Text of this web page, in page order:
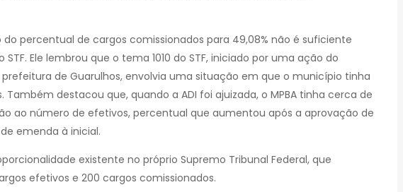
percentual de cargos comissionados para 49,08% não é suficiente
Ele lembrou que o tema 1010 do STF, iniciado por uma ação do
prefeitura de Guarulhos, envolvia uma situação em que o município tinha
Também destacou que, quando a ADI foi ajuizada, o MPBA tinha cerca de
ao número de efetivos, percentual que aumentou após a aprovação de
emenda à inicial.
existente no próprio Supremo Tribunal Federal, que
efetivos e 200 cargos comissionados.